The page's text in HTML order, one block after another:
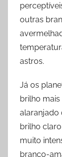
outras
astros.
Já os
brilho
alaranjado
brilho
muito
branco-